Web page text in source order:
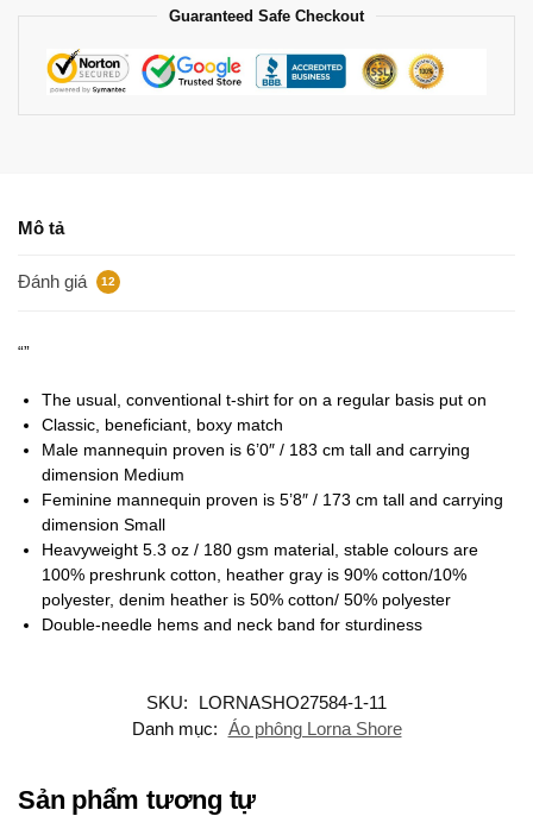
Guaranteed Safe Checkout
Mô tả
Đánh giá 12
“”
The usual, conventional t-shirt for on a regular basis put on
Classic, beneficiant, boxy match
Male mannequin proven is 6’0″ / 183 cm tall and carrying
dimension Medium
Feminine mannequin proven is 5’8″ / 173 cm tall and carrying
dimension Small
Heavyweight 5.3 oz / 180 gsm material, stable colours are
100% preshrunk cotton, heather gray is 90% cotton/10%
polyester, denim heather is 50% cotton/ 50% polyester
Double-needle hems and neck band for sturdiness
SKU:
LORNASHO27584-1-11
Danh mục: Áo phông Lorna Shore
Sản phẩm tương tự